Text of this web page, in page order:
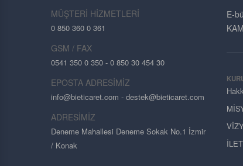
MÜŞTERİ HİZMETLERİ
0 850 360 0 361
GSM / FAX
0541 350 0 350 - 0 850 30 454 30
EPOSTA ADRESİMİZ
info@bieticaret.com - destek@bieticaret.com
ADRESİMİZ
Deneme Mahallesi Deneme Sokak No.1 İzmir
/ Konak
E-